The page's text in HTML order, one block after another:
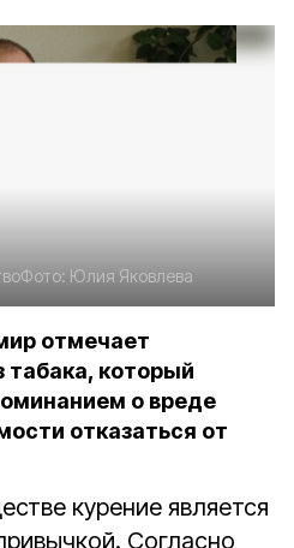
Фото: Юлия Яковлева
отмечает
который
о вреде
отказаться от
курение является
Согласно